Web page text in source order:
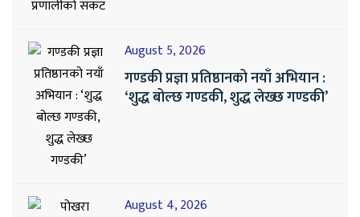
August 5, 2026
गण्डकी प्रज्ञा प्रतिष्ठानको नयाँ अभियान :
‘शुद्ध बोल्छ गण्डकी, शुद्ध लेख्छ गण्डकी’
August 4, 2026